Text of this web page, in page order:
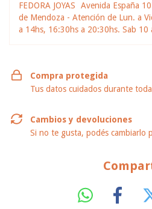
FEDORA JOYAS
Avenida España
de Mendoza - Atención de Lun. a
a 14hs, 16:30hs a 20:30hs. Sab 10
Compra protegida
Tus datos cuidados durante
Cambios y devoluciones
Si no te gusta, podés cambiarlo